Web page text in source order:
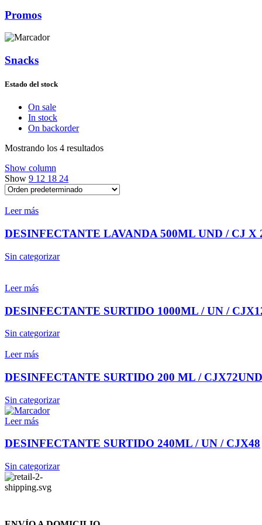
Promos
Snacks
Estado del stock
On sale
In stock
On backorder
Mostrando los 4 resultados
Show column
Show 9 12 18 24
Leer más
DESINFECTANTE LAVANDA 500ML UND / CJ X
Sin categorizar
Leer más
DESINFECTANTE SURTIDO 1000ML / UN /
Sin categorizar
Leer más
DESINFECTANTE SURTIDO 200 ML / CJX72UND
Sin categorizar
Leer más
DESINFECTANTE SURTIDO 240ML / UN / CJX48
Sin categorizar